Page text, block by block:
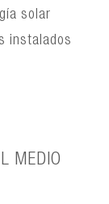
solar
instalados
MEDIO